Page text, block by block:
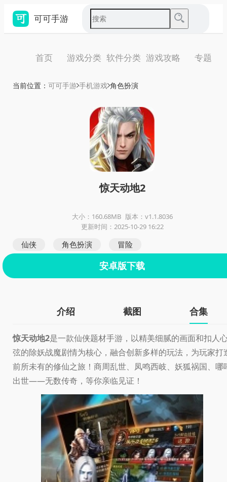
可可手游
首页 游戏分类 软件分类 游戏攻略 专题
当前位置： 可可手游 手机游戏 角色扮演
惊天动地2
大小：160.68MB 版本：v1.1.8036
更新时间：2025-10-29 16:22
仙侠 角色扮演 冒险
安卓版下载
介绍 截图 合集
惊天动地2是一款仙侠题材手游，以精美细腻的画面和扣人
弦的除妖战魔剧情为核心，融合创新多样的玩法，为玩家打
前所未有的修仙之旅！商周乱世、凤鸣西岐、妖狐祸国、哪
出世——无数传奇，等你亲临见证！